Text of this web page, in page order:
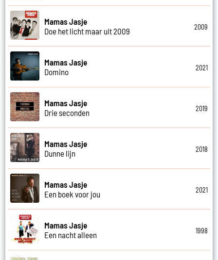
Mamas Jasje
Doe het licht maar uit 2009
2009
Mamas Jasje
Domino
2021
Mamas Jasje
Drie seconden
2019
Mamas Jasje
Dunne lijn
2018
Mamas Jasje
Een boek voor jou
2021
Mamas Jasje
Een nacht alleen
1998